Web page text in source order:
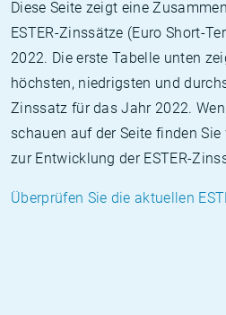
Diese Seite zeigt eine
ESTER-Zinssätze (Euro Short-
2022. Die erste Tabelle unten
höchsten, niedrigsten und
Zinssatz für das Jahr 2022.
schauen auf der Seite finden
zur Entwicklung der ESTER-
Überprüfen Sie die aktuellen